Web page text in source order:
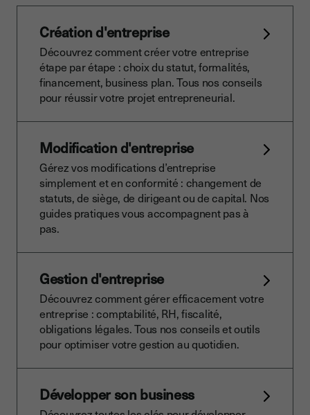
Création d'entreprise
Découvrez comment créer votre entreprise
étape par étape : choix du statut, formalités,
financement, business plan. Tous nos conseils
pour réussir votre projet entrepreneurial.
Modification d'entreprise
Gérez vos modifications d’entreprise
simplement et en conformité : changement de
statuts, de siège, de dirigeant ou de capital. Nos
guides pratiques vous accompagnent pas à
pas.
Gestion d'entreprise
Découvrez comment gérer efficacement votre
entreprise : comptabilité, RH, fiscalité,
obligations légales. Tous nos conseils et outils
pour optimiser votre gestion au quotidien.
Développer son business